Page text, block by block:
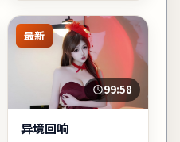
最新
99:58
异境回响